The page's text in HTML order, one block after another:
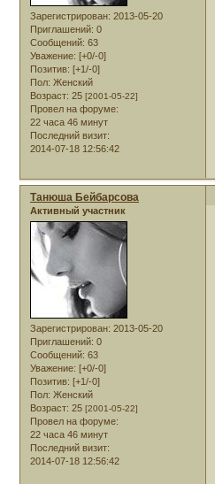
Зарегистрирован: 2013-05-20
Приглашений: 0
Сообщений: 63
Уважение: [+0/-0]
Позитив: [+1/-0]
Пол: Женский
Возраст: 25 [2001-05-22]
Провел на форуме:
22 часа 46 минут
Последний визит:
2014-07-18 12:56:42
Танюша Бейбарсова
Активный участник
Зарегистрирован: 2013-05-20
Приглашений: 0
Сообщений: 63
Уважение: [+0/-0]
Позитив: [+1/-0]
Пол: Женский
Возраст: 25 [2001-05-22]
Провел на форуме:
22 часа 46 минут
Последний визит:
2014-07-18 12:56:42